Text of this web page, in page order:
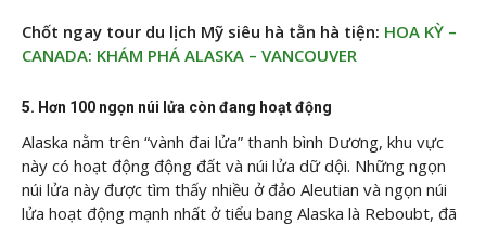
Chốt ngay tour du lịch Mỹ siêu hà tằn hà tiện: HOA KỲ –
CANADA: KHÁM PHÁ ALASKA – VANCOUVER
5. Hơn 100 ngọn núi lửa còn đang hoạt động
Alaska nằm trên “vành đai lửa” thanh bình Dương, khu vực
này có hoạt động động đất và núi lửa dữ dội. Những ngọn
núi lửa này được tìm thấy nhiều ở đảo Aleutian và ngọn núi
lửa hoạt động mạnh nhất ở tiểu bang Alaska là Reboubt, đã